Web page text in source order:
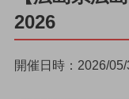
2026
開催日時：2026/